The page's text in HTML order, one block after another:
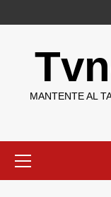
al
MANTENTE AL
primario